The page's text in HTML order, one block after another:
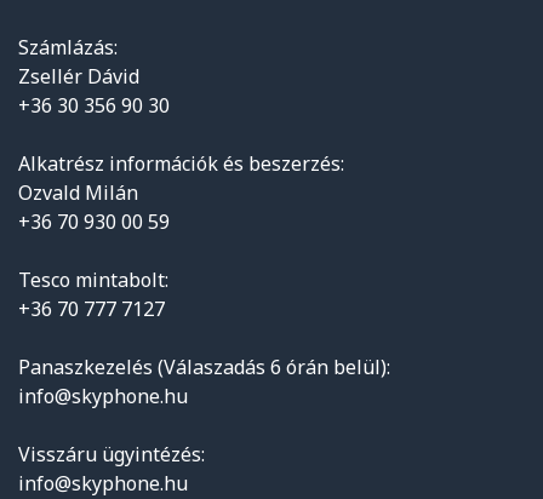
Számlázás:
Zsellér Dávid
+36 30 356 90 30
Alkatrész információk és beszerzés:
Ozvald Milán
+36 70 930 00 59
Tesco mintabolt:
+36 70 777 7127
Panaszkezelés (Válaszadás 6 órán belül):
info@skyphone.hu
Visszáru ügyintézés:
info@skyphone.hu